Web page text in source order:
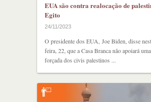
EUA são contra realocação de
Egito
24/11/2023
O presidente dos EUA, Joe Biden, disse
feira, 22, que a Casa Branca não apoiará
forçada dos civis palestinos ...